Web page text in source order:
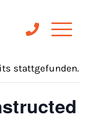
stattgefunden.